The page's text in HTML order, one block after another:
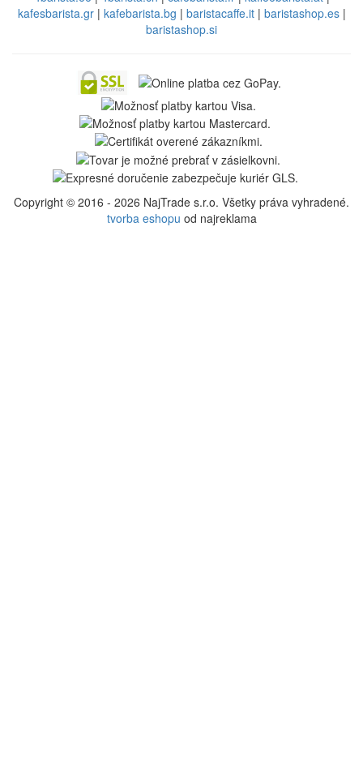
kafesbarista.gr| kafebarista.bg | baristacaffe.it| baristashop.es|
baristashop.si
Copyright © 2016 - 2026 NajTrade s.r.o. Všetky práva vyhradené.
tvorba eshopu od najreklama